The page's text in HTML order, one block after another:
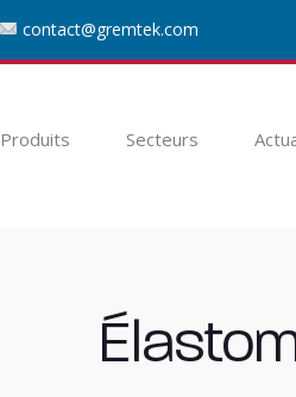
contact@gremtek.com
Produits Secteurs